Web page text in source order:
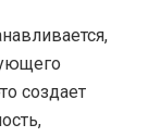
создает